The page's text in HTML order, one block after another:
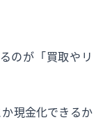
のが「買取やリ
か現金化できるか